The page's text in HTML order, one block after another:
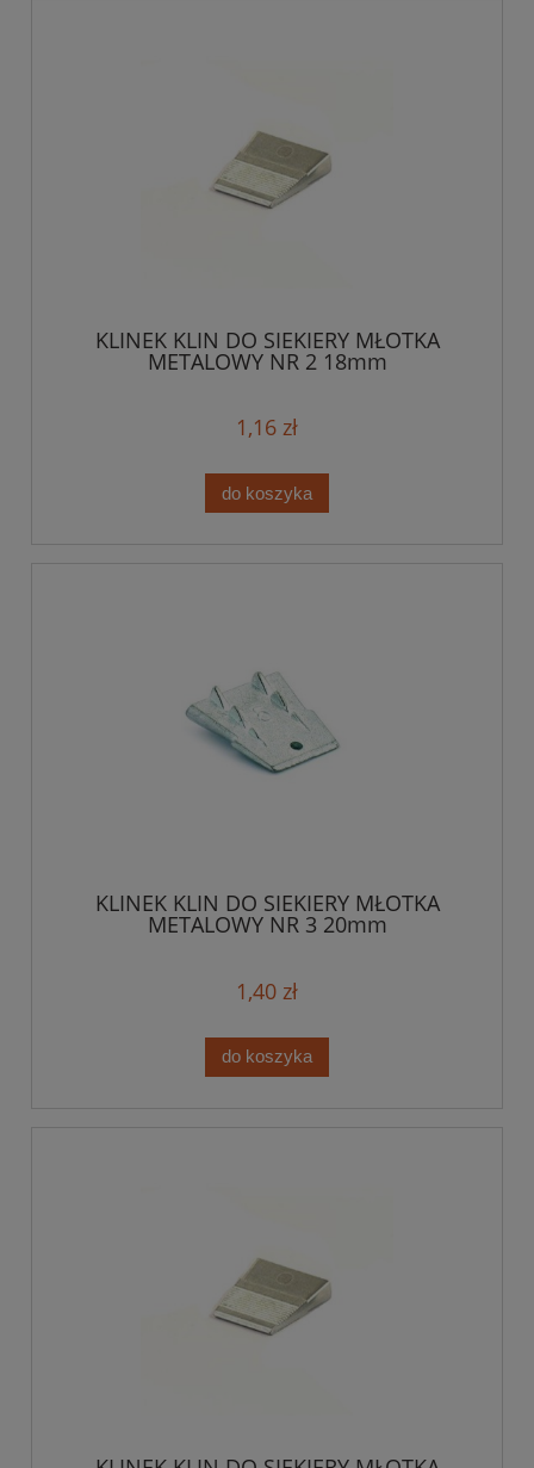
KLINEK KLIN DO SIEKIERY MŁOTKA
METALOWY NR 2 18mm
1,16 zł
do koszyka
KLINEK KLIN DO SIEKIERY MŁOTKA
METALOWY NR 3 20mm
1,40 zł
do koszyka